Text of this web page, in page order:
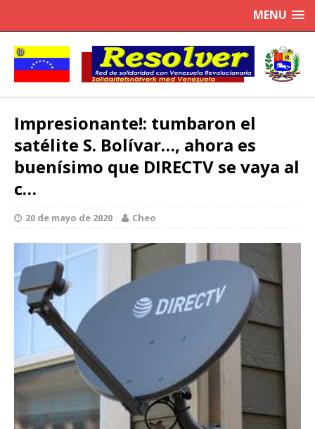
MENU
Impresionante!: tumbaron el
satélite S. Bolívar…, ahora es
buenísimo que DIRECTV se vaya al
c…
20 de mayo de 2020 Cheo